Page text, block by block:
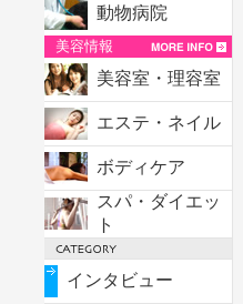
動物病院
美容情報
美容室・理容室
エステ・ネイル
ボディケア
スパ・ダイエッ
ト
インタビュー